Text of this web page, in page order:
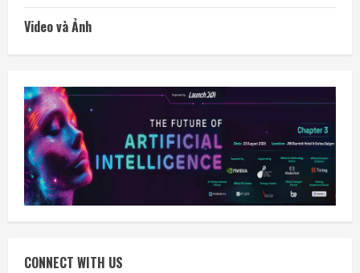
Video và Ảnh
CONNECT WITH US